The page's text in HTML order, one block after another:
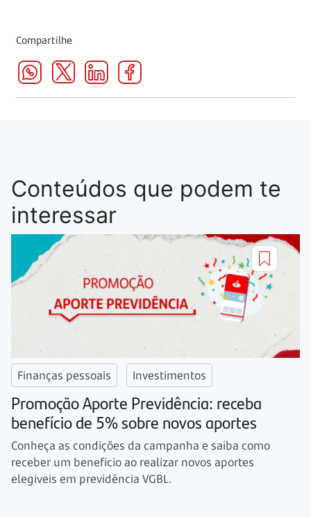
Compartilhe
Conteúdos que podem te
interessar
Finanças pessoais Investimentos
Promoção Aporte Previdência: receba
benefício de 5% sobre novos aportes
Conheça as condições da campanha e saiba como
receber um benefício ao realizar novos aportes
elegíveis em previdência VGBL.